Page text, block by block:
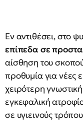
Εν αντιθέσει, στο
επίπεδα σε
αίσθηση του
προθυμία για νέες
χειρότερη
εγκεφαλική
σε υγιεινούς